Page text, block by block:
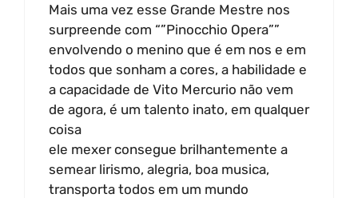
Mais uma vez esse Grande Mestre nos
surpreende com “”Pinocchio Opera””
envolvendo o menino que é em nos e em
todos que sonham a cores, a habilidade e
a capacidade de Vito Mercurio não vem
de agora, é um talento inato, em qualquer
coisa
ele mexer consegue brilhantemente a
semear lirismo, alegria, boa musica,
transporta todos em um mundo